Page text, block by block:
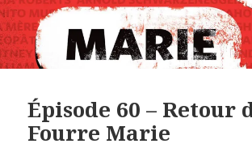
Épisode 60 – Retour
Fourre Marie